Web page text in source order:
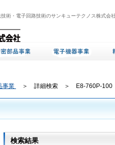
術・電子回路技術のサンキューテクノス株式会
事業 ＞ 詳細検索 ＞ E8-760P-100
検索結果